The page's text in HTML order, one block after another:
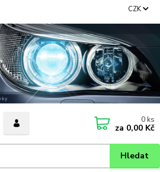
CZK
Hledat
0 ks
za 0,00 Kč